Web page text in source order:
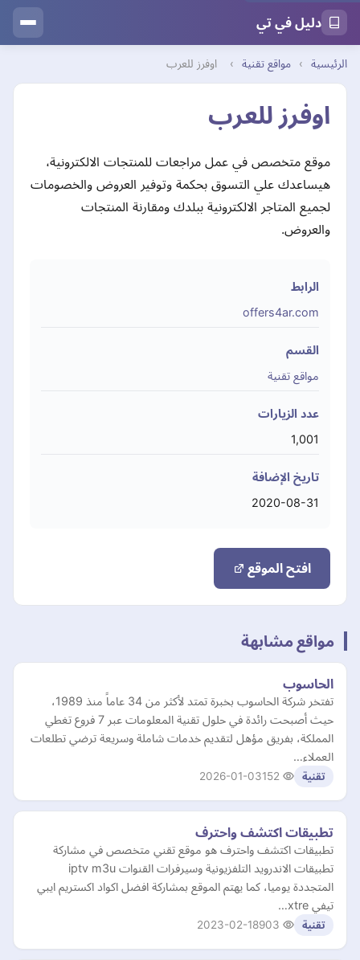
دليل في تي
الرئيسية › مواقع تقنية › اوفرز للعرب
اوفرز للعرب
موقع متخصص في عمل مراجعات للمنتجات الالكترونية،
هيساعدك علي التسوق بحكمة وتوفير العروض والخصومات
لجميع المتاجر الالكترونية ببلدك ومقارنة المنتجات
والعروض.
الرابط
offers4ar.com
القسم
مواقع تقنية
عدد الزيارات
1,001
تاريخ الإضافة
2020-08-31
افتح الموقع
مواقع مشابهة
الحاسوب
تفتخر شركة الحاسوب بخبرة تمتد لأكثر من 34 عاماً منذ 1989،
حيث أصبحت رائدة في حلول تقنية المعلومات عبر 7 فروع تغطي
المملكة، بفريق مؤهل لتقديم خدمات شاملة وسريعة ترضي تطلعات
العملاء…
تقنية 2026-01-03
تطبيقات اكتشف واحترف
تطبيقات اكتشف واحترف هو موقع تقني متخصص في مشاركة
تطبيقات الاندرويد التلفزيونية وسيرفرات القنوات iptv m3u
المتجددة يوميا، كما يهتم الموقع بمشاركة افضل اكواد اكستريم ايبي
تيفي xtre…
تقنية 2023-02-18